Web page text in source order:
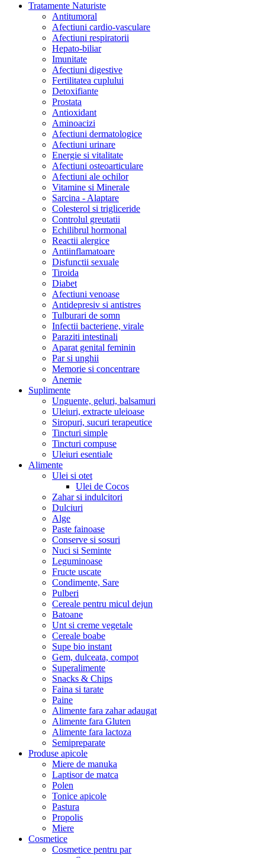
Tratamente Naturiste
Antitumoral
Afectiuni cardio-vasculare
Afectiuni respiratorii
Hepato-biliar
Imunitate
Afectiuni digestive
Fertilitatea cuplului
Detoxifiante
Prostata
Antioxidant
Aminoacizi
Afectiuni dermatologice
Afectiuni urinare
Energie si vitalitate
Afectiuni osteoarticulare
Afectiuni ale ochilor
Vitamine si Minerale
Sarcina - Alaptare
Colesterol si trigliceride
Controlul greutatii
Echilibrul hormonal
Reactii alergice
Antiinflamatoare
Disfunctii sexuale
Tiroida
Diabet
Afectiuni venoase
Antidepresiv si antistres
Tulburari de somn
Infectii bacteriene, virale
Paraziti intestinali
Aparat genital feminin
Par si unghii
Memorie si concentrare
Anemie
Suplimente
Unguente, geluri, balsamuri
Uleiuri, extracte uleioase
Siropuri, sucuri terapeutice
Tincturi simple
Tincturi compuse
Uleiuri esentiale
Alimente
Ulei si otet
Ulei de Cocos
Zahar si indulcitori
Dulciuri
Alge
Paste fainoase
Conserve si sosuri
Nuci si Seminte
Leguminoase
Fructe uscate
Condimente, Sare
Pulberi
Cereale pentru micul dejun
Batoane
Unt si creme vegetale
Cereale boabe
Supe bio instant
Gem, dulceata, compot
Superalimente
Snacks & Chips
Faina si tarate
Paine
Alimente fara zahar adaugat
Alimente fara Gluten
Alimente fara lactoza
Semipreparate
Produse apicole
Miere de manuka
Laptisor de matca
Polen
Tonice apicole
Pastura
Propolis
Miere
Cosmetice
Cosmetice pentru par